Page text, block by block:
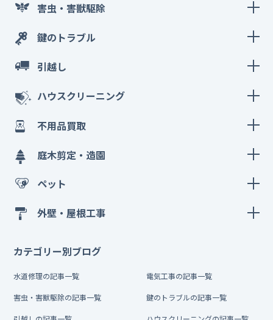
害虫・害獣駆除
鍵のトラブル
引越し
ハウスクリーニング
不用品買取
庭木剪定・造園
ペット
外壁・屋根工事
カテゴリー別ブログ
水道修理の記事一覧 電気工事の記事一覧
害虫・害獣駆除の記事一覧 鍵のトラブルの記事一覧